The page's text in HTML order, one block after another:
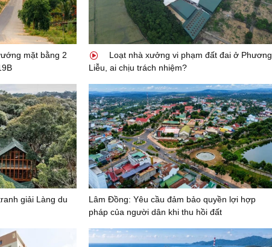
mặt bằng 2
Loạt nhà xưởng vi phạm đất đai ở Phương
Liễu, ai chịu trách nhiệm?
giải Làng du
Lâm Đồng: Yêu cầu đảm bảo quyền lợi hợp
pháp của người dân khi thu hồi đất